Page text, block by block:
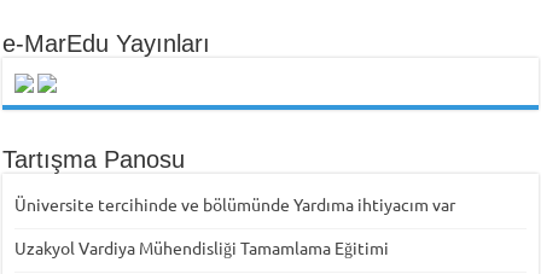
e-MarEdu Yayınları
Tartışma Panosu
Üniversite tercihinde ve bölümünde Yardıma ihtiyacım var
Uzakyol Vardiya Mühendisliği Tamamlama Eğitimi